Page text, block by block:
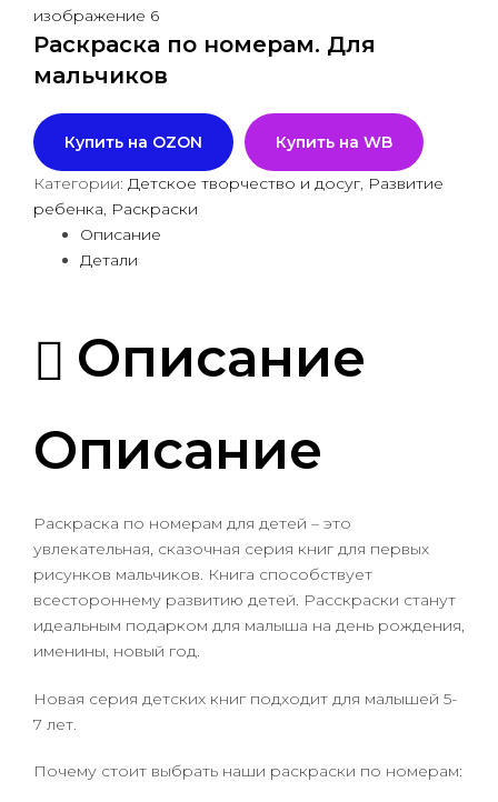
Раскраска по номерам. Для
мальчиков
Купить на OZON Купить на WB
Категории: Детское творчество и досуг, Развитие
ребенка, Раскраски
Описание
Детали
Описание
Описание
Раскраска по номерам для детей – это
увлекательная, сказочная серия книг для первых
рисунков мальчиков. Книга способствует
всестороннему развитию детей. Расскраски станут
идеальным подарком для малыша на день рождения,
именины, новый год.
Новая серия детских книг подходит для малышей 5-
7 лет.
Почему стоит выбрать наши раскраски по номерам: